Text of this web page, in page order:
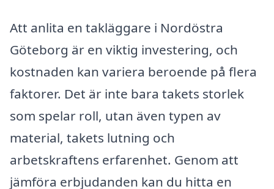
Att anlita en takläggare i Nordöstra
Göteborg är en viktig investering, och
kostnaden kan variera beroende på flera
faktorer. Det är inte bara takets storlek
som spelar roll, utan även typen av
material, takets lutning och
arbetskraftens erfarenhet. Genom att
jämföra erbjudanden kan du hitta en